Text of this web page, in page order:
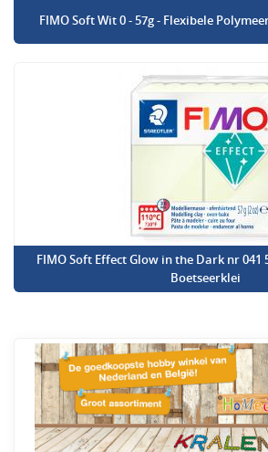
FIMO Soft Wit 0 - 57g - Flexibele
FIMO Soft Effect Glow in the Dark nr 041
Boetseerklei